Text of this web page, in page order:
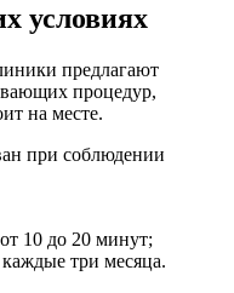
условиях
предлагают
процедур,
на месте.
при соблюдении
10 до 20 минут;
три месяца.